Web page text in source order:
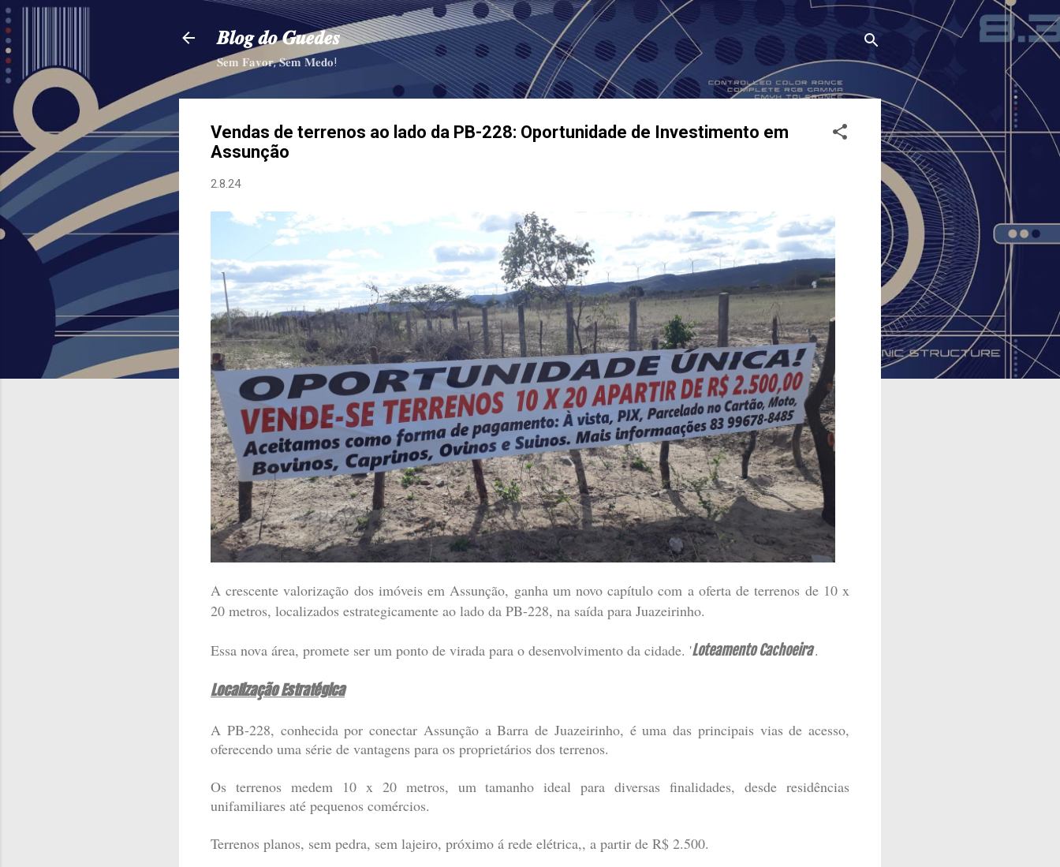
Pular para o conteúdo principal
𝑩𝒍𝒐𝒈 𝒅𝒐 𝑮𝒖𝒆𝒅𝒆𝒔
𝐒𝐞𝐦 𝐅𝐚𝐯𝐨𝐫, 𝐒𝐞𝐦 𝐌𝐞𝐝𝐨!
Vendas de terrenos ao lado da PB-228: Oportunidade de Investimento em
Assunção
2.8.24
A crescente valorização dos imóveis em Assunção, ganha um novo capítulo com a oferta de terrenos de 10 x
20 metros, localizados estrategicamente ao lado da PB-228, na saída para Juazeirinho.
Essa nova área, promete ser um ponto de virada para o desenvolvimento da cidade. 'Loteamento Cachoeira'.
Localização Estratégica
A PB-228, conhecida por conectar Assunção a Barra de Juazeirinho, é uma das principais vias de acesso,
oferecendo uma série de vantagens para os proprietários dos terrenos.
Os terrenos medem 10 x 20 metros, um tamanho ideal para diversas finalidades, desde residências
unifamiliares até pequenos comércios.
Terrenos planos, sem pedra, sem lajeiro, próximo á rede elétrica,, a partir de R$ 2.500.